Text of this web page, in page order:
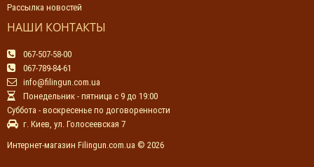
Рассылка новостей
НАШИ КОНТАКТЫ
067-507-58-00
067-789-84-61
info@filingun.com.ua
Понедельник - пятница с 9 до 19:00
Суббота - воскресенье по договоренности
г. Киев, ул. Голосеевская 7
Интернет-магазин Filingun.com.ua © 2026